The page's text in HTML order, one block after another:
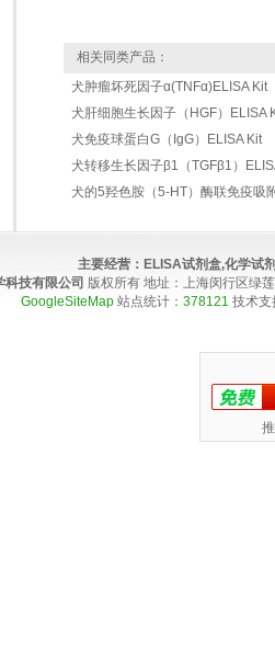
相关同类产品：
犬肿瘤坏死因子α(TNFα)ELISA Kit
犬肝细胞生长因子（HGF）ELISA
犬免疫球蛋白G（IgG）ELISA Kit
犬转移生长因子β1（TGFβ1）
犬的5羟色胺（5-HT）酶联免疫吸
主要经营： ELISA试剂盒,化学试
技有限公司 版权所有 地址：上海闵行区绿
GoogleSiteMap 站点统计： 378121 技术支